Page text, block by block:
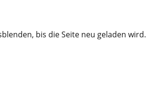
bis die Seite neu geladen wird.